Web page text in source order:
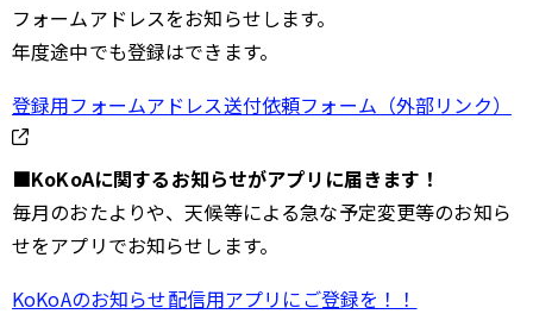
フォームアドレスをお知らせします。
年度途中でも登録はできます。
登録用フォームアドレス送付依頼フォーム（外部リンク）
■KoKoAに関するお知らせがアプリに届きます！
毎月のおたよりや、天候等による急な予定変更等のお知ら
せをアプリでお知らせします。
KoKoAのお知らせ配信用アプリにご登録を！！